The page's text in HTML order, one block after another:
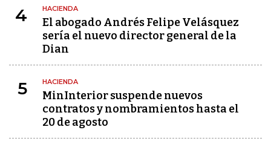
4 HACIENDA
El abogado Andrés Felipe Velásquez
sería el nuevo director general de la
Dian
5 HACIENDA
MinInterior suspende nuevos
contratos y nombramientos hasta el
20 de agosto